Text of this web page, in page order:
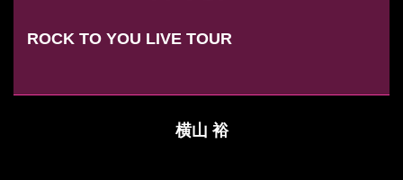
ROCK TO YOU LIVE TOUR
横山 裕